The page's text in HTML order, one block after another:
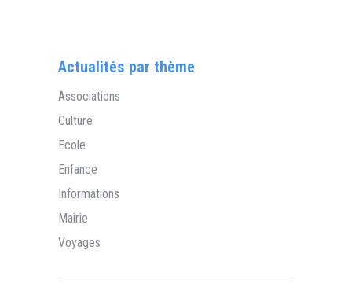
Actualités par thème
Associations
Culture
Ecole
Enfance
Informations
Mairie
Voyages